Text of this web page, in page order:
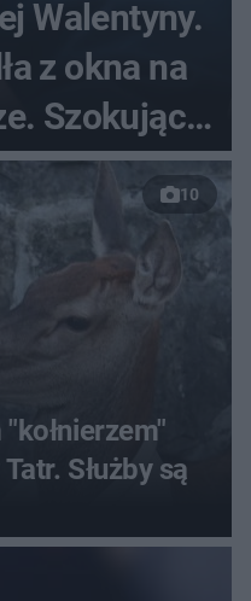
Walentyny.
z okna na
Szokujące
do sieci
10
Służby są